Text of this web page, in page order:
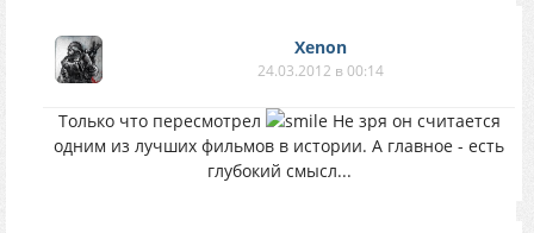
Xenon
24.03.2012 в 00:14
Только что пересмотрел
Не зря он считается
одним из лучших фильмов в истории. А главное - есть
глубокий смысл...